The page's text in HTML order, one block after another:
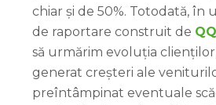
chiar și de 50%. Totodată, în
de raportare construit de
să urmărim evoluția
generat creșteri ale
preîntâmpinat eventuale